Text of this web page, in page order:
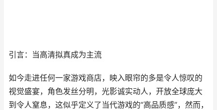
引言：当高清拟真成为主流
如今走进任何一家游戏商店，映入眼帘的多是令人惊叹的
视觉盛宴，角色发丝分明，光影诚实动人，开放全球庞大
到令人窒息，这似乎定义了当代游戏的“高品质感”，然而，